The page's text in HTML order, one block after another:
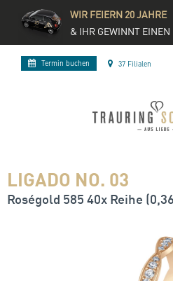
WIR FEIERN 20 JAHRE
& IHR GEWINNT EINEN
Termin buchen 37 Filialen
LIGADO NO. 03
Roségold 585 40x Reihe